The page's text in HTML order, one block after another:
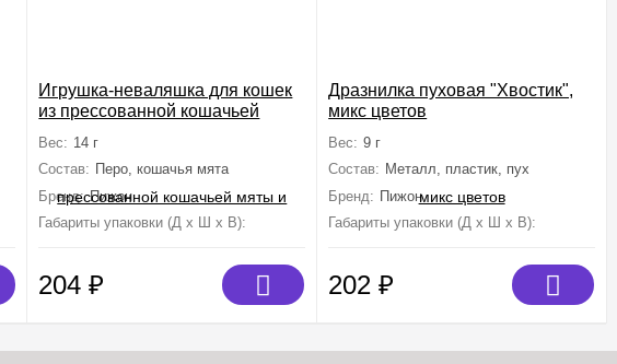
см×2 см
Игрушка-неваляшка для кошек
из прессованной кошачьей
Вес: 14 г
Состав: Перо, кошачья мята
Бренд: Пижон
Габариты упаковки (Д х Ш х В):
10 см×5 см×3 см
204₽
Дразнилка пуховая "Хвостик",
микс цветов
Вес: 9 г
Состав: Металл, пластик, пух
Бренд: Пижон
Габариты упаковки (Д х Ш х В):
202₽